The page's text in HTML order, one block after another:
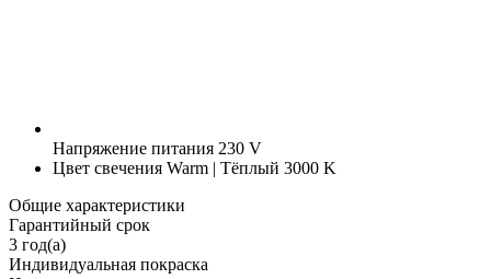
Напряжение питания 230 V
Цвет свечения Warm | Тёплый 3000 K
Общие характеристики
Гарантийный срок
3 год(а)
Индивидуальная покраска